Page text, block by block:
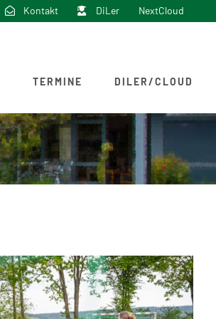
Kontakt DiLer NextCloud
TERMINE DILER/CLOUD